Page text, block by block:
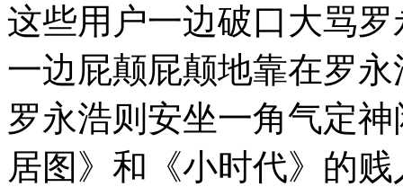
这些用户一边破口大骂
一边屁颠屁颠地靠在罗
罗永浩则安坐一角气定
居图》和《小时代》的